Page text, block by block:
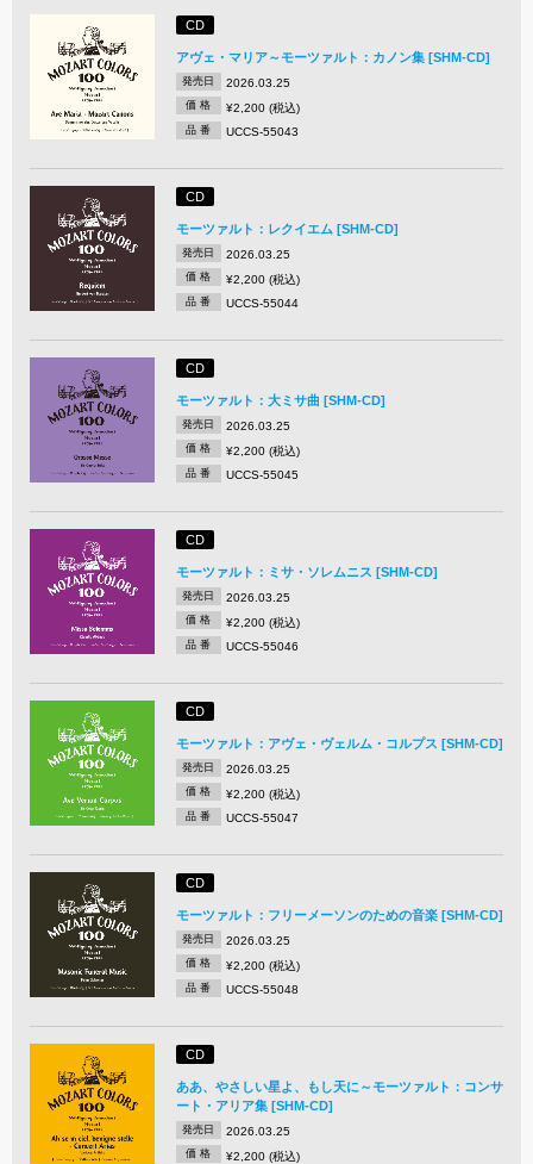
CD
アヴェ・マリア～モーツァルト：カノン集 [SHM-CD]
発売日 2026.03.25
価 格 ¥2,200 (税込)
品 番 UCCS-55043
CD
モーツァルト：レクイエム [SHM-CD]
発売日 2026.03.25
価 格 ¥2,200 (税込)
品 番 UCCS-55044
CD
モーツァルト：大ミサ曲 [SHM-CD]
発売日 2026.03.25
価 格 ¥2,200 (税込)
品 番 UCCS-55045
CD
モーツァルト：ミサ・ソレムニス [SHM-CD]
発売日 2026.03.25
価 格 ¥2,200 (税込)
品 番 UCCS-55046
CD
モーツァルト：アヴェ・ヴェルム・コルプス [SHM-CD]
発売日 2026.03.25
価 格 ¥2,200 (税込)
品 番 UCCS-55047
CD
モーツァルト：フリーメーソンのための音楽 [SHM-CD]
発売日 2026.03.25
価 格 ¥2,200 (税込)
品 番 UCCS-55048
CD
ああ、やさしい星よ、もし天に～モーツァルト：コンサ
ート・アリア集 [SHM-CD]
発売日 2026.03.25
価 格 ¥2,200 (税込)